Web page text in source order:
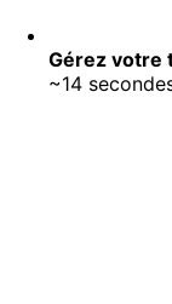
Gérez votre
~14